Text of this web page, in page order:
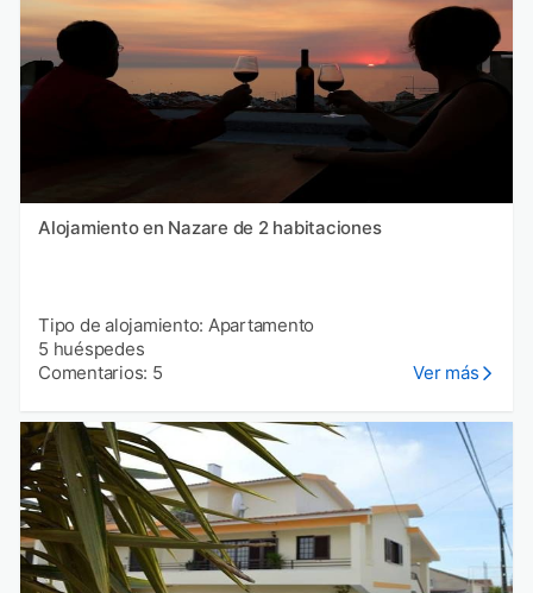
Alojamiento en Nazare de 2 habitaciones
Tipo de alojamiento: Apartamento
5 huéspedes
Comentarios: 5
Ver más